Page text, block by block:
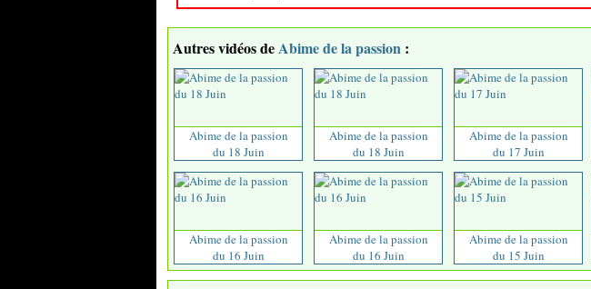
Autres vidéos deAbime de la passion :
Abime de la passion
du 18 Juin
Abime de la passion
du 18 Juin
Abime de la passion
du 17 Juin
Abime de la passion
du 16 Juin
Abime de la passion
du 16 Juin
Abime de la passion
du 15 Juin